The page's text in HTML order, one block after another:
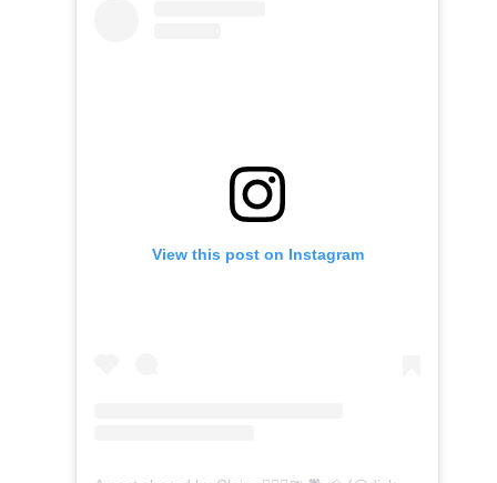
View this post on Instagram